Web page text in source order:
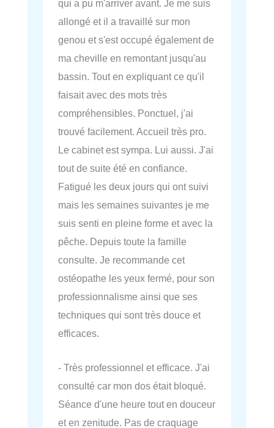
qui a pu m'arriver avant. Je me suis
allongé et il a travaillé sur mon
genou et s'est occupé également de
ma cheville en remontant jusqu'au
bassin. Tout en expliquant ce qu'il
faisait avec des mots très
compréhensibles. Ponctuel, j'ai
trouvé facilement. Accueil très pro.
Le cabinet est sympa. Lui aussi. J'ai
tout de suite été en confiance.
Fatigué les deux jours qui ont suivi
mais les semaines suivantes je me
suis senti en pleine forme et avec la
pêche. Depuis toute la famille
consulte. Je recommande cet
ostéopathe les yeux fermé, pour son
professionnalisme ainsi que ses
techniques qui sont très douce et
efficaces.
- Très professionnel et efficace. J'ai
consulté car mon dos était bloqué.
Séance d'une heure tout en douceur
et en zenitude. Pas de craquage